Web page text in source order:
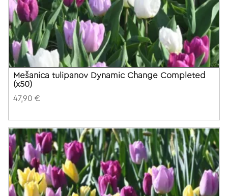
Mešanica tulipanov Dynamic Change Completed
(x50)
47,90 €